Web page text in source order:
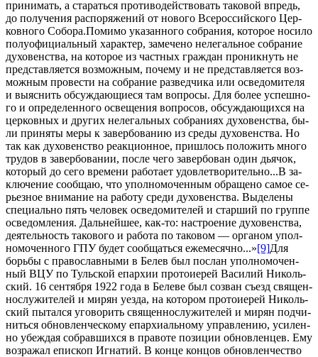
при­ни­мать, а ста­рать­ся про­ти­во­дей­ство­вать та­ко­вой впредь,
до по­лу­че­ния рас­по­ря­же­ний от но­во­го Все­рос­сий­ско­го Цер­
ков­но­го Со­бо­ра.По­ми­мо ука­зан­но­го со­бра­ния, ко­то­рое но­си­ло
по­лу­офи­ци­аль­ный ха­рак­тер, за­ме­че­но неле­галь­ное со­бра­ние
ду­хо­вен­ства, на ко­то­рое из част­ных граж­дан про­ник­нуть не
пред­став­ля­ет­ся воз­мож­ным, по­че­му и не пред­став­ля­ет­ся воз­
мож­ным про­ве­сти на со­бра­ние раз­вед­чи­ка или осве­до­ми­те­ля
и вы­яс­нить об­суж­да­ю­щи­е­ся там во­про­сы. Для бо­лее успеш­но­
го и опре­де­лен­но­го осве­ще­ния во­про­сов, об­суж­да­ю­щих­ся на
цер­ков­ных и дру­гих неле­галь­ных со­бра­ни­ях ду­хо­вен­ства, бы­
ли при­ня­ты ме­ры к за­вер­бо­ва­нию из сре­ды ду­хо­вен­ства. Но
так как ду­хо­вен­ство ре­ак­ци­он­ное, при­шлось по­ло­жить мно­го
тру­дов в за­вер­бо­ва­нии, по­сле че­го за­вер­бо­ван один дья­чок,
ко­то­рый до се­го вре­ме­ни ра­бо­та­ет удо­вле­тво­ри­тель­но...В за­
клю­че­ние со­об­щаю, что упол­но­мо­чен­ным об­ра­ще­но са­мое се­
рьез­ное вни­ма­ние на ра­бо­ту сре­ди ду­хо­вен­ства. Вы­де­ле­ны
спе­ци­аль­но пять че­ло­век осве­до­ми­те­лей и стар­ший по груп­пе
осве­дом­ле­ния. Даль­ней­шее, как-то: на­стро­е­ние ду­хо­вен­ства,
де­я­тель­ность та­ко­во­го и ра­бо­та по та­ко­вом — ор­га­ном упол­
но­мо­чен­но­го ГПУ бу­дет со­об­щать­ся еже­ме­сяч­но...»[9]Для
борь­бы с пра­во­слав­ны­ми в Белев был по­слан упол­но­мо­чен­
ный ВЦУ по Туль­ской епар­хии про­то­и­е­рей Ва­си­лий Ни­коль­
ский. 16 сен­тяб­ря 1922 го­да в Беле­ве был со­зван съезд свя­щен­
но­слу­жи­те­лей и ми­рян уез­да, на ко­то­ром про­то­и­е­рей Ни­коль­
ский пы­тал­ся уго­во­рить свя­щен­но­слу­жи­те­лей и ми­рян под­чи­
нить­ся об­нов­лен­че­ско­му епар­хи­аль­но­му управ­ле­нию, уси­лен­
но убеж­дая со­брав­ших­ся в право­те по­зи­ции об­нов­лен­цев. Ему
воз­ра­жал епи­скоп Иг­на­тий. В кон­це кон­цов об­нов­лен­че­ство